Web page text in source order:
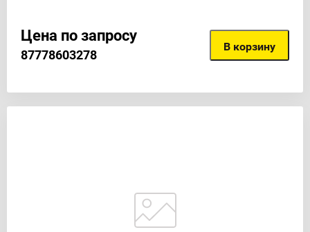
Цена по запросу
87778603278
В корзину